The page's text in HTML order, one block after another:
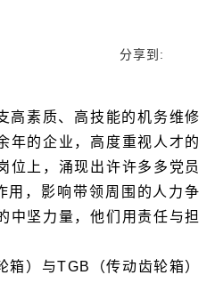
分享到: